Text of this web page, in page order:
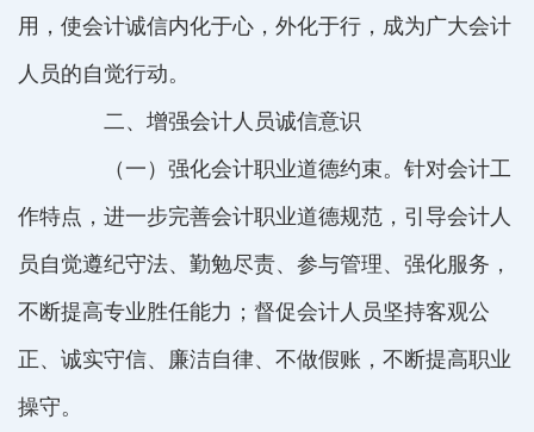
用，使会计诚信内化于心，外化于行，成为广大会计
人员的自觉行动。
二、增强会计人员诚信意识
（一）强化会计职业道德约束。针对会计工
作特点，进一步完善会计职业道德规范，引导会计人
员自觉遵纪守法、勤勉尽责、参与管理、强化服务，
不断提高专业胜任能力；督促会计人员坚持客观公
正、诚实守信、廉洁自律、不做假账，不断提高职业
操守。